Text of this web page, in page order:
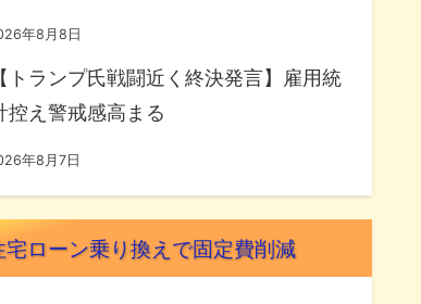
年8月8日
【トランプ氏戦闘近く終決発言】雇用統
控え警戒感高まる
年8月7日
宅ローン乗り換えで固定費削減